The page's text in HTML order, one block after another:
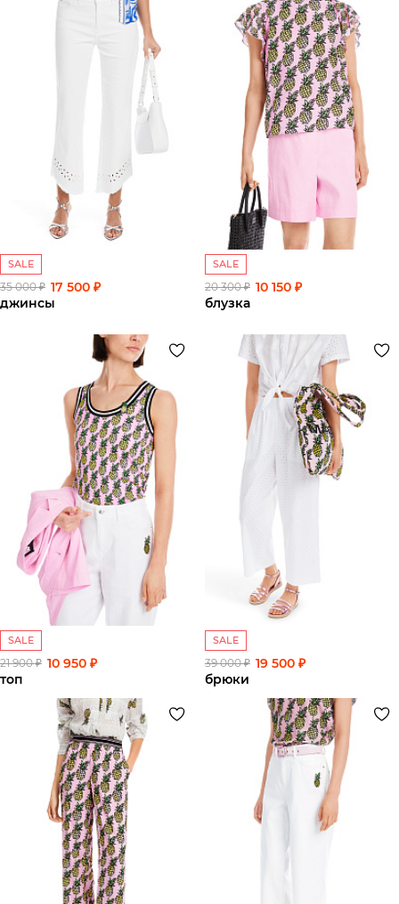
SALE
35 000 ₽ 17 500 ₽
джинсы
SALE
20 300 ₽ 10 150 ₽
блузка
SALE
21 900 ₽ 10 950 ₽
топ
SALE
39 000 ₽ 19 500 ₽
брюки